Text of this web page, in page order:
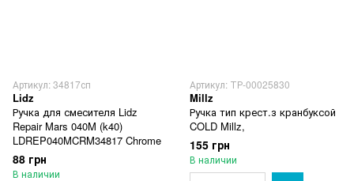
Артикул: 34817сп
Lidz
Ручка для смесителя Lidz
Repair Mars 040M (k40)
LDREP040MCRM34817 Chrome
88 грн
В наличии
Артикул: ТР-00025830
Millz
Ручка тип крест.з кранбуксой
COLD Millz,
155 грн
В наличии